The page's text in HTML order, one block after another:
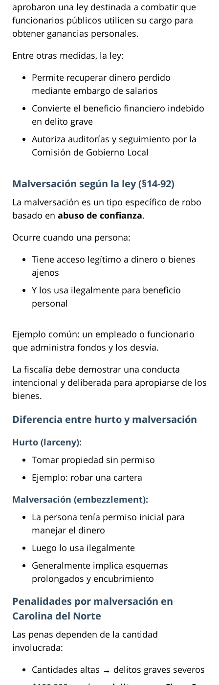
aprobaron una ley destinada a combatir que
funcionarios públicos utilicen su cargo para
obtener ganancias personales.
Entre otras medidas, la ley:
Permite recuperar dinero perdido
mediante embargo de salarios
Convierte el beneficio financiero indebido
en delito grave
Autoriza auditorías y seguimiento por la
Comisión de Gobierno Local
Malversación según la ley (§14-92)
La malversación es un tipo específico de robo
basado en abuso de confianza.
Ocurre cuando una persona:
Tiene acceso legítimo a dinero o bienes
ajenos
Y los usa ilegalmente para beneficio
personal
Ejemplo común: un empleado o funcionario
que administra fondos y los desvía.
La fiscalía debe demostrar una conducta
intencional y deliberada para apropiarse de los
bienes.
Diferencia entre hurto y malversación
Hurto (larceny):
Tomar propiedad sin permiso
Ejemplo: robar una cartera
Malversación (embezzlement):
La persona tenía permiso inicial para
manejar el dinero
Luego lo usa ilegalmente
Generalmente implica esquemas
prolongados y encubrimiento
Penalidades por malversación en
Carolina del Norte
Las penas dependen de la cantidad
involucrada:
Cantidades altas → delitos graves severos